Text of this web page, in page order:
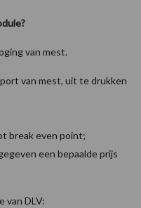
van mest.
van mest, uit te drukken
break even point;
een bepaalde prijs
van DLV: